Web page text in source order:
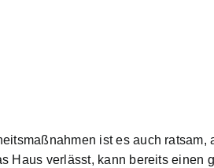
ist es auch
Haus verlässt, kann bereits